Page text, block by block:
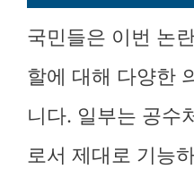
국민들은 이번 논
할에 대해 다양한
니다. 일부는 공수
로서 제대로 기능